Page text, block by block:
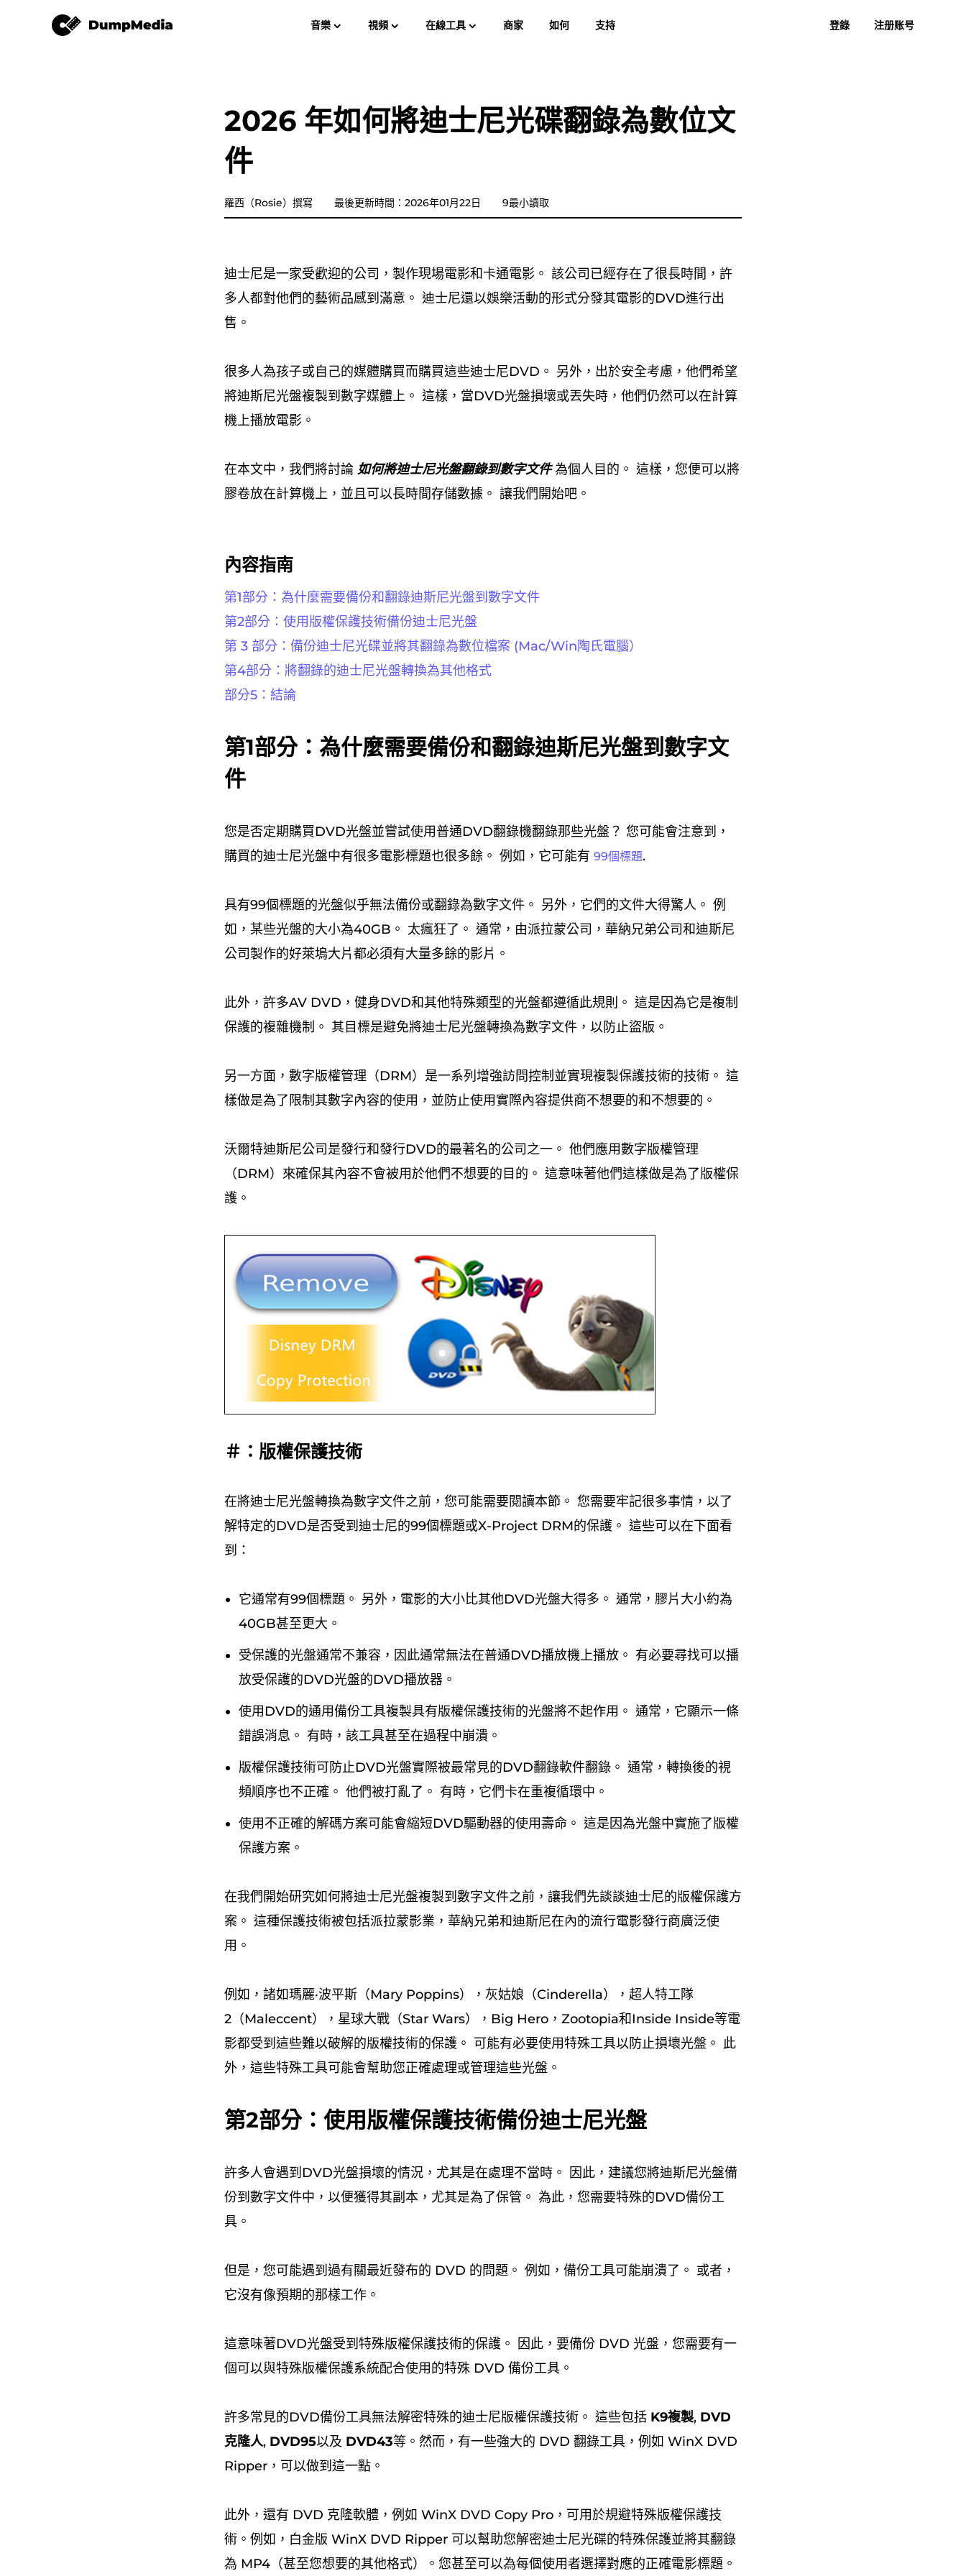
音樂
Apple Music 音樂轉檔器 YouTube 音樂轉換器
亞馬遜音樂轉換器
潘多拉音樂轉換器
視頻 在線工具 商家 如何 支持 登錄 注册账号
視頻轉換 立即購買
2026 年如何將迪士尼光碟翻錄為數位文
件
羅西（Rosie）撰寫 最後更新時間：2026年01月22日 9最小讀取
迪士尼是一家受歡迎的公司，製作現場電影和卡通電影。 該公司已經存在了很長時間，許
多人都對他們的藝術品感到滿意。 迪士尼還以娛樂活動的形式分發其電影的DVD進行出
售。
很多人為孩子或自己的媒體購買而購買這些迪士尼DVD。 另外，出於安全考慮，他們希望
將迪斯尼光盤複製到數字媒體上。 這樣，當DVD光盤損壞或丟失時，他們仍然可以在計算
機上播放電影。
在本文中，我們將討論 如何將迪士尼光盤翻錄到數字文件為個人目的。 這樣，您便可以將
膠卷放在計算機上，並且可以長時間存儲數據。 讓我們開始吧。
內容指南
第1部分：為什麼需要備份和翻錄迪斯尼光盤到數字文件
第2部分：使用版權保護技術備份迪士尼光盤
第 3 部分：備份迪士尼光碟並將其翻錄為數位檔案 (Mac/Win陶氏電腦）
第4部分：將翻錄的迪士尼光盤轉換為其他格式
部分5：結論
第1部分：為什麼需要備份和翻錄迪斯尼光盤到數字文
件
您是否定期購買DVD光盤並嘗試使用普通DVD翻錄機翻錄那些光盤？ 您可能會注意到，
購買的迪士尼光盤中有很多電影標題也很多餘。 例如，它可能有 99個標題.
具有99個標題的光盤似乎無法備份或翻錄為數字文件。 另外，它們的文件大得驚人。 例
如，某些光盤的大小為40GB。 太瘋狂了。 通常，由派拉蒙公司，華納兄弟公司和迪斯尼
公司製作的好萊塢大片都必須有大量多餘的影片。
此外，許多AV DVD，健身DVD和其他特殊類型的光盤都遵循此規則。 這是因為它是複制
保護的複雜機制。 其目標是避免將迪士尼光盤轉換為數字文件，以防止盜版。
另一方面，數字版權管理（DRM）是一系列增強訪問控制並實現複製保護技術的技術。 這
樣做是為了限制其數字內容的使用，並防止使用實際內容提供商不想要的和不想要的。
沃爾特迪斯尼公司是發行和發行DVD的最著名的公司之一。 他們應用數字版權管理
（DRM）來確保其內容不會被用於他們不想要的目的。 這意味著他們這樣做是為了版權保
護。
＃：版權保護技術
在將迪士尼光盤轉換為數字文件之前，您可能需要閱讀本節。 您需要牢記很多事情，以了
解特定的DVD是否受到迪士尼的99個標題或X-Project DRM的保護。 這些可以在下面看
到：
它通常有99個標題。 另外，電影的大小比其他DVD光盤大得多。 通常，膠片大小約為
40GB甚至更大。
受保護的光盤通常不兼容，因此通常無法在普通DVD播放機上播放。 有必要尋找可以播
放受保護的DVD光盤的DVD播放器。
使用DVD的通用備份工具複製具有版權保護技術的光盤將不起作用。 通常，它顯示一條
錯誤消息。 有時，該工具甚至在過程中崩潰。
版權保護技術可防止DVD光盤實際被最常見的DVD翻錄軟件翻錄。 通常，轉換後的視
頻順序也不正確。 他們被打亂了。 有時，它們卡在重複循環中。
使用不正確的解碼方案可能會縮短DVD驅動器的使用壽命。 這是因為光盤中實施了版權
保護方案。
在我們開始研究如何將迪士尼光盤複製到數字文件之前，讓我們先談談迪士尼的版權保護方
案。 這種保護技術被包括派拉蒙影業，華納兄弟和迪斯尼在內的流行電影發行商廣泛使
用。
例如，諸如瑪麗·波平斯（Mary Poppins），灰姑娘（Cinderella），超人特工隊
2（Maleccent），星球大戰（Star Wars），Big Hero，Zootopia和Inside Inside等電
影都受到這些難以破解的版權​​技術的保護。 可能有必要使用特殊工具以防止損壞光盤。 此
外，這些特殊工具可能會幫助您正確處理或管理這些光盤。
第2部分：使用版權保護技術備份迪士尼光盤
許多人會遇到DVD光盤損壞的情況，尤其是在處理不當時。 因此，建議您將迪斯尼光盤備
份到數字文件中，以便獲得其副本，尤其是為了保管。 為此，您需要特殊的DVD備份工
具。
但是，您可能遇到過有關最近發布的 DVD 的問題。 例如，備份工具可能崩潰了。 或者，
它沒有像預期的那樣工作。
這意味著DVD光盤受到特殊版權保護技術的保護。 因此，要備份 DVD 光盤，您需要有一
個可以與特殊版權保護系統配合使用的特殊 DVD 備份工具。
許多常見的DVD備份工具無法解密特殊的迪士尼版權保護技術。 這些包括 K9複製, DVD
克隆人, DVD95以及 DVD43等。然而，有一些強大的 DVD 翻錄工具，例如 WinX DVD
Ripper，可以做到這一點。
此外，還有 DVD 克隆軟體，例如 WinX DVD Copy Pro，可用於規避特殊版權保護技
術。例如，白金版 WinX DVD Ripper 可以幫助您解密迪士尼光碟的特殊保護並將其翻錄
為 MP4（甚至您想要的其他格式）。您甚至可以為每個使用者選擇對應的正確電影標題。